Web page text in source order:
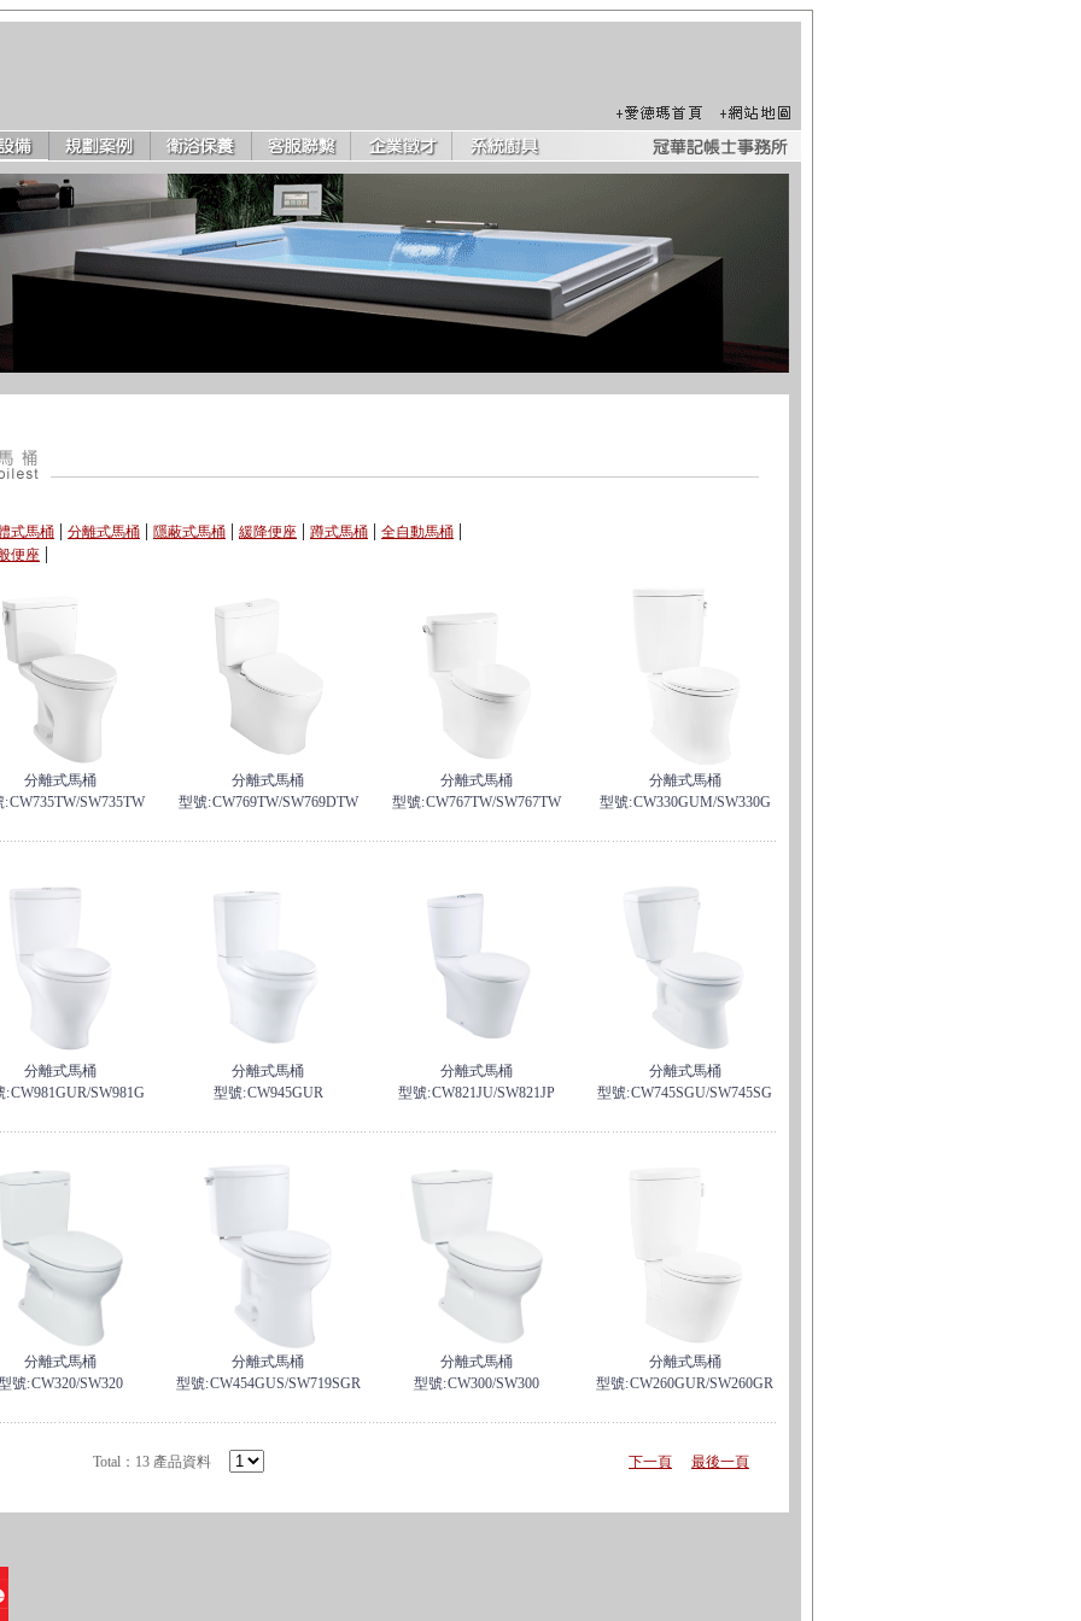
式馬桶 | 分離式馬桶 | 隱蔽式馬桶 | 緩降便座 | 蹲式馬桶 | 全自動馬桶 |
便座 |
分離式馬桶
:CW735TW/SW735TW
分離式馬桶
型號:CW769TW/SW769DTW
分離式馬桶
型號:CW767TW/SW767TW
分離式馬桶
型號:CW330GUM/SW330G
分離式馬桶
:CW981GUR/SW981G
分離式馬桶
型號:CW945GUR
分離式馬桶
型號:CW821JU/SW821JP
分離式馬桶
型號:CW745SGU/SW745SG
分離式馬桶
號:CW320/SW320
分離式馬桶
型號:CW454GUS/SW719SGR
分離式馬桶
型號:CW300/SW300
分離式馬桶
型號:CW260GUR/SW260GR
Total：13 產品資料 下一頁 最後一頁